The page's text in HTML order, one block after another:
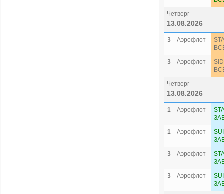
Четверг
13.08.2026
3 Аэрофлот
3
Аэрофлот
Четверг
13.08.2026
1 Аэрофлот
1
Аэрофлот
3
Аэрофлот
3
Аэрофлот